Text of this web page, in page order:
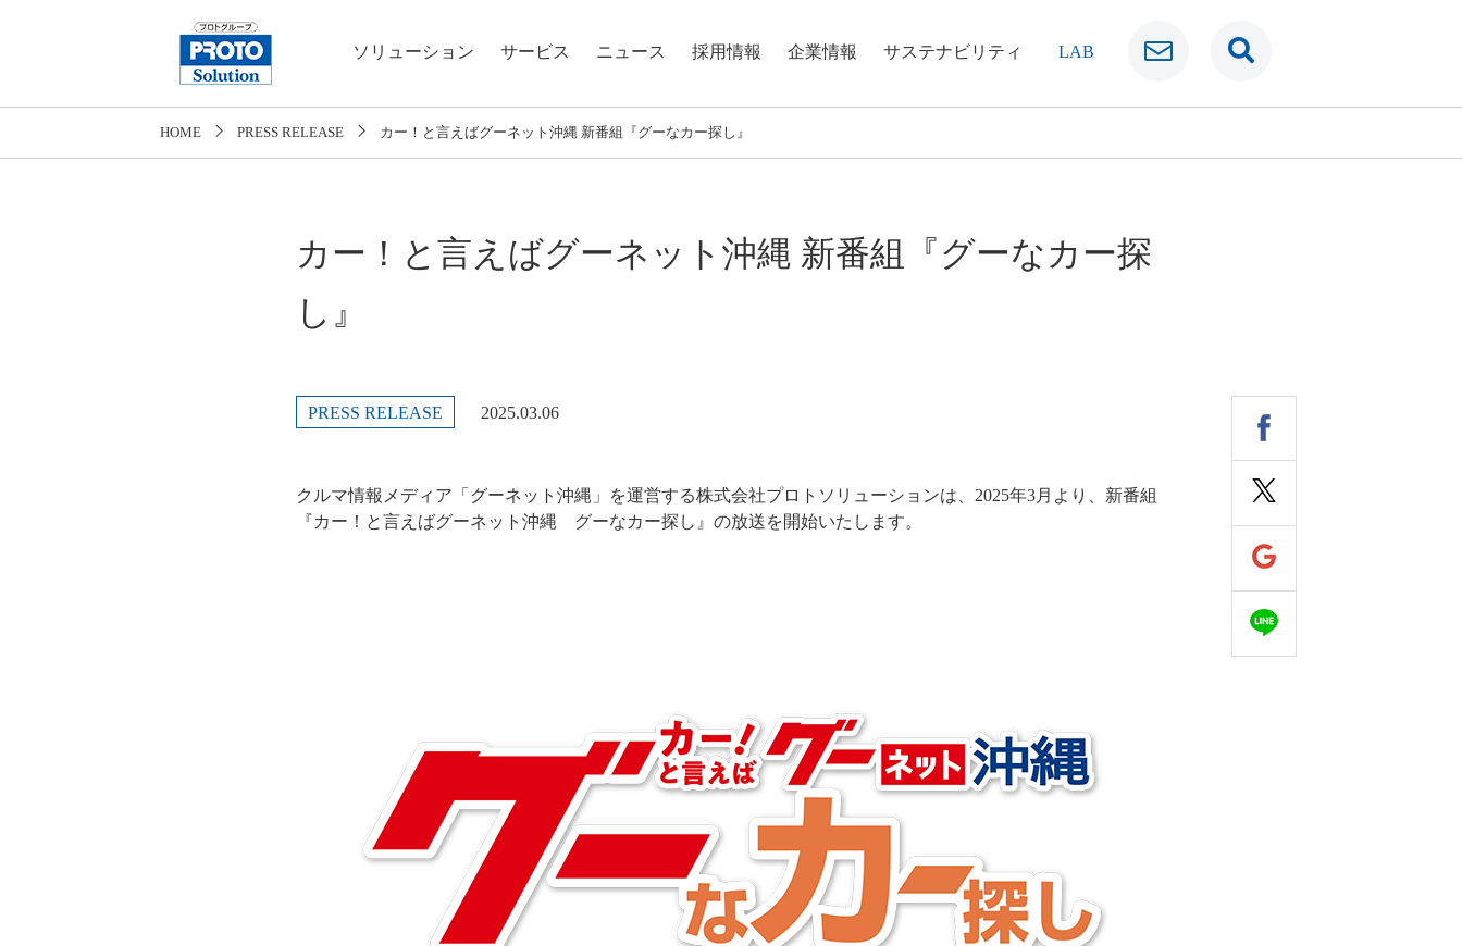
ソリューション サービス ニュース 採用情報 企業情報 サステナビリティ LAB
HOME PRESS RELEASE カー！と言えばグーネット沖縄 新番組『グーなカー探し』
カー！と言えばグーネット沖縄 新番組『グーなカー探
し』
PRESS RELEASE 2025.03.06
クルマ情報メディア「グーネット沖縄」を運営する株式会社プロトソリューションは、2025年3月より、新番組
『カー！と言えばグーネット沖縄 グーなカー探し』の放送を開始いたします。